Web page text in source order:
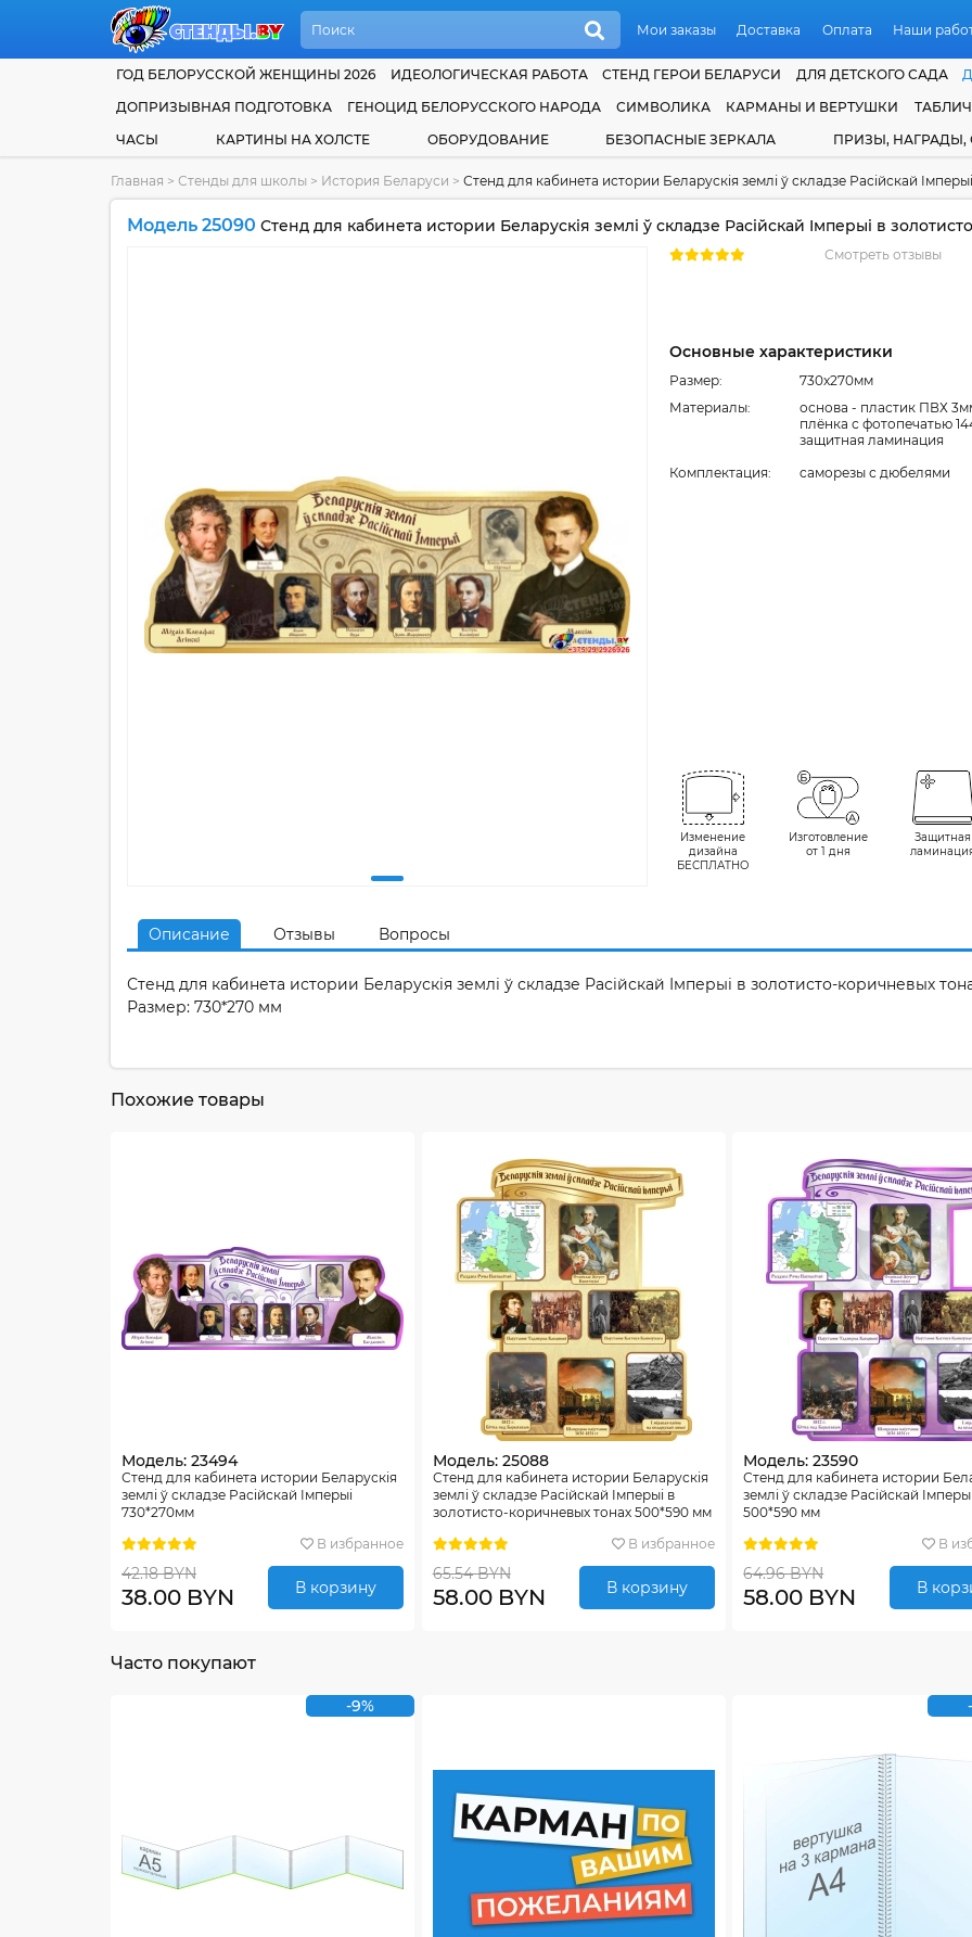
Мои заказы Доставка Оплата Наши
ГОД БЕЛОРУССКОЙ ЖЕНЩИНЫ 2026 ИДЕОЛОГИЧЕСКАЯ РАБОТА СТЕНД ГЕРОИ БЕЛАРУСИ ДЛЯ ДЕТСКОГО САДА
ДОПРИЗЫВНАЯ ПОДГОТОВКА
ГЕНОЦИД БЕЛОРУССКОГО НАРОДА СИМВОЛИКА КАРМАНЫ И ВЕРТУШКИ
ЧАСЫ
КАРТИНЫ НА ХОЛСТЕ ОБОРУДОВАНИЕ БЕЗОПАСНЫЕ ЗЕРКАЛА ПРИЗЫ, НАГРАДЫ,
Главная > Стенды для школы > История Беларуси > Стенд для кабинета истории Беларускiя землi ў складзе Расiйскай
Модель 25090 Стенд для кабинета истории Беларускiя землi ў складзе Расiйскай Iмперыi в
Смотреть отзывы
Основные характеристики
Размер:
730x270мм
Материалы:
основа - пластик ПВХ
плёнка с фотопечатью
защитная ламинация
Комплектация:
cаморезы с дюбелями
Изменение
дизайна
БЕСПЛАТНО
Изготовление
от 1 дня
Защитная
Описание Отзывы Вопросы
Стенд для кабинета истории Беларускiя землi ў складзе Расiйскай Iмперыi в золотисто-коричневых
Размер: 730*270 мм
Похожие товары
Модель: 23494
Стенд для кабинета истории Беларускiя
землi ў складзе Расiйскай Iмперыi
730*270мм
В избранное
42.18 BYN
38.00 BYN В корзину
Модель: 25088
Стенд для кабинета истории Беларускiя
землi ў складзе Расiйскай Iмперыi в
золотисто-коричневых тонах 500*590 мм
В избранное
65.54 BYN
58.00 BYN В корзину
Модель: 23590
Стенд для кабинета истории
землi ў складзе Расiйскай
500*590 мм
В
64.96 BYN
58.00 BYN В
Часто покупают
-9%